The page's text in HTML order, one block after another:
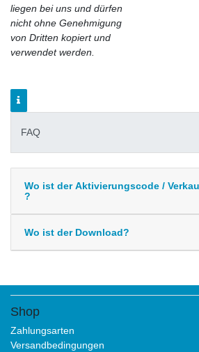
liegen bei uns und dürfen
nicht ohne Genehmigung
von Dritten kopiert und
verwendet werden.
FAQ
Wo ist der Aktivierungscode /
?
Wo ist der Download?
Shop
Zahlungsarten
Versandbedingungen